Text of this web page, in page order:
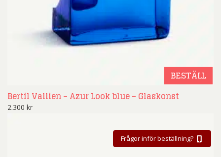
BESTÄLL
Bertil Vallien – Azur Look blue – Glaskonst
2.300 kr
Frågor inför beställning?